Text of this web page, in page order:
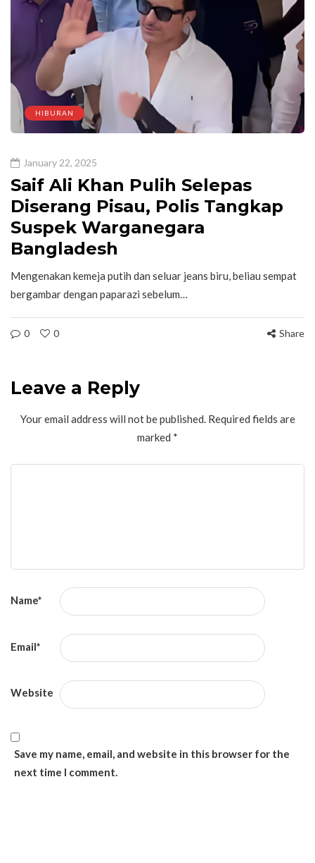
HIBURAN
January 22, 2025
Saif Ali Khan Pulih Selepas
Diserang Pisau, Polis Tangkap
Suspek Warganegara
Bangladesh
Mengenakan kemeja putih dan seluar jeans biru, beliau sempat
bergambar dengan paparazi sebelum…
0 0 Share
Leave a Reply
Your email address will not be published. Required fields are
marked *
Name*
Email*
Website
Save my name, email, and website in this browser for the
next time I comment.